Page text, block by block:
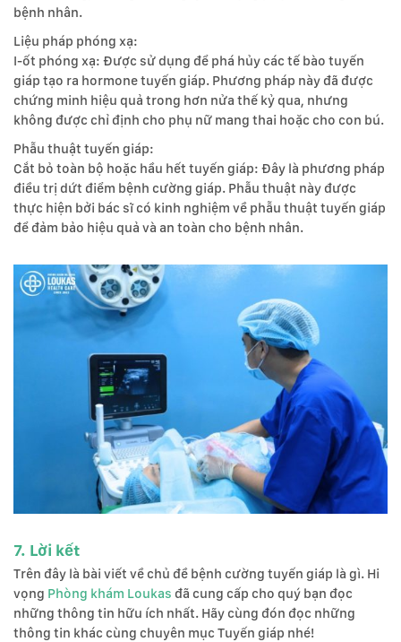
bệnh nhân.
Liệu pháp phóng xạ:
I-ốt phóng xạ: Được sử dụng để phá hủy các tế bào tuyến
giáp tạo ra hormone tuyến giáp. Phương pháp này đã được
chứng minh hiệu quả trong hơn nửa thế kỷ qua, nhưng
không được chỉ định cho phụ nữ mang thai hoặc cho con bú.
Phẫu thuật tuyến giáp:
Cắt bỏ toàn bộ hoặc hầu hết tuyến giáp: Đây là phương pháp
điều trị dứt điểm bệnh cường giáp. Phẫu thuật này được
thực hiện bởi bác sĩ có kinh nghiệm về phẫu thuật tuyến giáp
để đảm bảo hiệu quả và an toàn cho bệnh nhân.
7. Lời kết
Trên đây là bài viết về chủ đề bệnh cường tuyến giáp là gì. Hi
vọng Phòng khám Loukas đã cung cấp cho quý bạn đọc
những thông tin hữu ích nhất. Hãy cùng đón đọc những
thông tin khác cùng chuyên mục Tuyến giáp nhé!